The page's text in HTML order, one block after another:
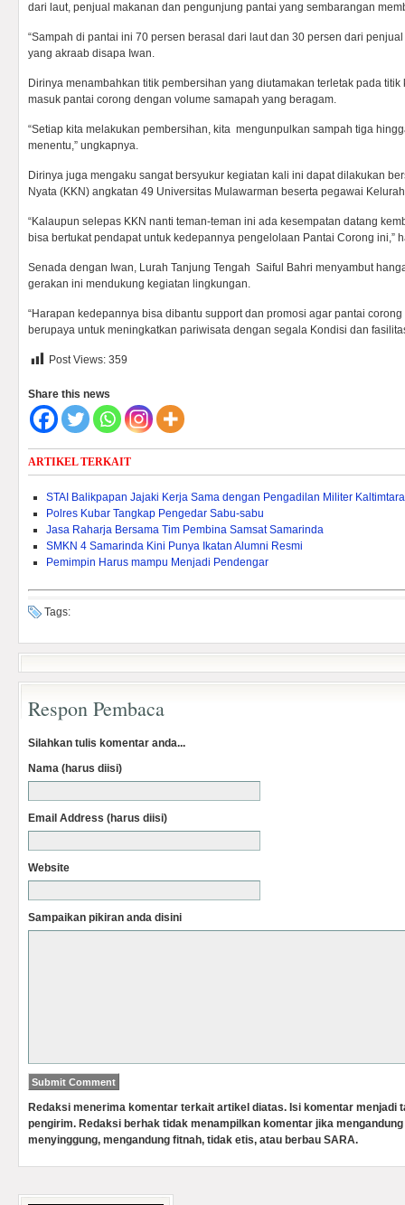
dari laut, penjual makanan dan pengunjung pantai yang sembarangan
“Sampah di pantai ini 70 persen berasal dari laut dan 30 persen dari
yang akraab disapa Iwan.
Dirinya menambahkan titik pembersihan yang diutamakan terletak pada
masuk pantai corong dengan volume samapah yang beragam.
“Setiap kita melakukan pembersihan, kita mengunpulkan sampah tiga
menentu,” ungkapnya.
Dirinya juga mengaku sangat bersyukur kegiatan kali ini dapat dilakukan
Nyata (KKN) angkatan 49 Universitas Mulawarman beserta pegawai
“Kalaupun selepas KKN nanti teman-teman ini ada kesempatan datang
bisa bertukat pendapat untuk kedepannya pengelolaan Pantai Corong ini,”
Senada dengan Iwan, Lurah Tanjung Tengah Saiful Bahri menyambut
gerakan ini mendukung kegiatan lingkungan.
“Harapan kedepannya bisa dibantu support dan promosi agar pantai
berupaya untuk meningkatkan pariwisata dengan segala Kondisi dan
Post Views: 359
Share this news
ARTIKEL TERKAIT
STAI Balikpapan Jajaki Kerja Sama dengan Pengadilan Militer Kaltimtara
Polres Kubar Tangkap Pengedar Sabu-sabu
Jasa Raharja Bersama Tim Pembina Samsat Samarinda
SMKN 4 Samarinda Kini Punya Ikatan Alumni Resmi
Pemimpin Harus mampu Menjadi Pendengar
Tags:
Respon Pembaca
Silahkan tulis komentar anda...
Nama (harus diisi)
Email Address (harus diisi)
Website
Sampaikan pikiran anda disini
Redaksi menerima komentar terkait artikel diatas. Isi komentar menjadi
pengirim. Redaksi berhak tidak menampilkan komentar jika
menyinggung, mengandung fitnah, tidak etis, atau berbau SARA.